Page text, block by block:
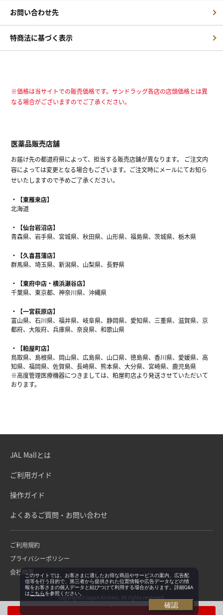
お問い合わせ先
特商法に基づく表示
※価格は当サイトでの販売価格です。サンドラッグ各店の店頭価格とは異
なる場合がございますのでご了承ください。
医薬品販売店舗
お届け先の都道府県によって、担当する販売店舗が異なります。 ご注文内
容によっては変更となる場合もございます。ご注文時にメールにてお知ら
せいたしますので予めご了承ください。
【東雁来店】
北海道
【仙台岩沼店】
青森県、岩手県、宮城県、秋田県、山形県、福島県、茨城県、栃木県
【久喜菖蒲店】
群馬県、埼玉県、新潟県、山梨県、長野県
【東府中店・横浜瀬谷店】
千葉県、東京都、神奈川県、沖縄県
【一宮萩原店】
富山県、石川県、福井県、岐阜県、静岡県、愛知県、三重県、滋賀県、京
都府、大阪府、兵庫県、奈良県、和歌山県
【粕屋町店】
鳥取県、島根県、岡山県、広島県、山口県、徳島県、香川県、愛媛県、高
知県、福岡県、佐賀県、長崎県、熊本県、大分県、宮崎県、鹿児島県
※高度管理医療機器につきましては、粕屋町店より発送させていただいて
おります。
JAL Mallとは
ご利用ガイド
操作ガイド
よくあるご質問・お問い合わせ
ご利用規約
プライバシーポリシー
会社概要
Copyright©Japan Airlines. All rights reserved.
このサイトでは、お客さまに適したお得な商品やサービスの案内、広告配
信等を行う目的で、第三者から提供された位置情報や広告データなどの情
報をお客さまの個人データと結びつけて利用する場合があります。詳細Q&A
は こちらを参照ください。
確認